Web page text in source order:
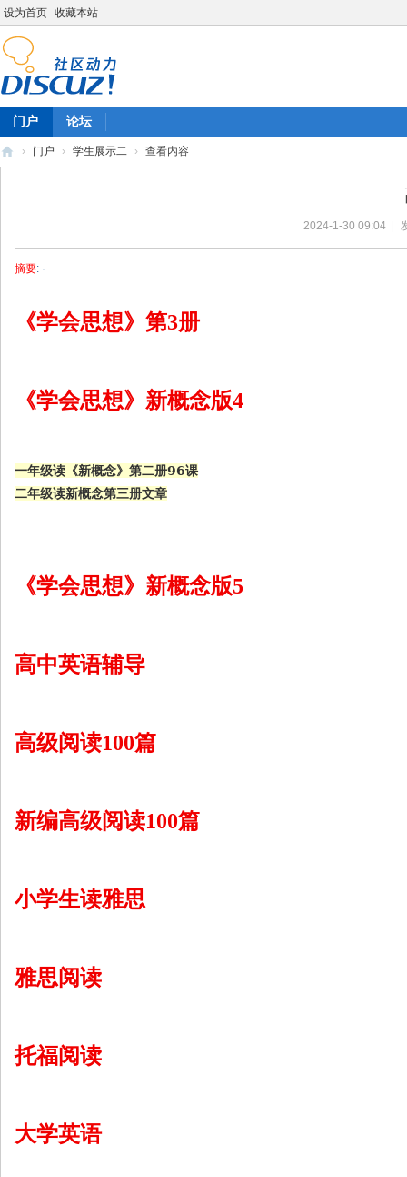
设为首页 收藏本站
门户 论坛
› 门户 › 学生展示二 › 查看内容
2024-1-30 09:04
摘要: ·
《学会思想》第3册
《学会思想》新概念版4
一年级读《新概念》第二册96课
二年级读新概念第三册文章
《学会思想》新概念版5
高中英语辅导
高级阅读100篇
新编高级阅读100篇
小学生读雅思
雅思阅读
托福阅读
大学英语